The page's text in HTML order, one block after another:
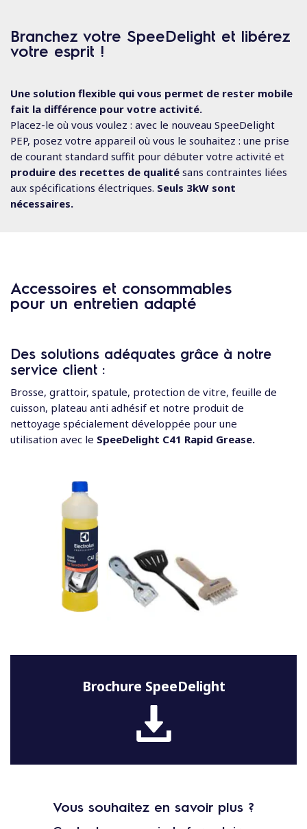
Branchez votre SpeeDelight et libérez
votre esprit !
Une solution flexible qui vous permet de rester mobile
fait la différence pour votre activité.
Placez-le où vous voulez : avec le nouveau SpeeDelight
PEP, posez votre appareil où vous le souhaitez : une prise
de courant standard suffit pour débuter votre activité et
produire des recettes de qualité sans contraintes liées
aux spécifications électriques. Seuls 3kW sont
nécessaires.
Accessoires et consommables
pour un entretien adapté
Des solutions adéquates grâce à notre
service client :
Brosse, grattoir, spatule, protection de vitre, feuille de
cuisson, plateau anti adhésif et notre produit de
nettoyage spécialement développée pour une
utilisation avec le SpeeDelight C41 Rapid Grease.
Brochure SpeeDelight
Vous souhaitez en savoir plus ?